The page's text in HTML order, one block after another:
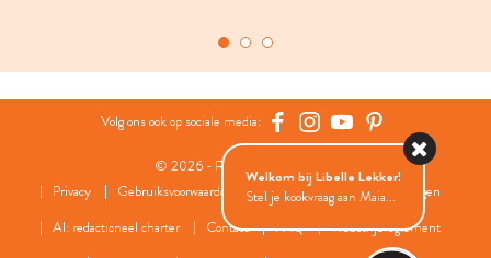
Volg ons ook op sociale media:
© 2026 - Roularta Media Group
Privacy
Gebruiksvoorwaarden Cookies
Cookies instellingen
AI: redactioneel charter
Contact FAQ
Wedstrijdreglement
Welkom bij Libelle Lekker!
Stel je kookvraag aan Maia...